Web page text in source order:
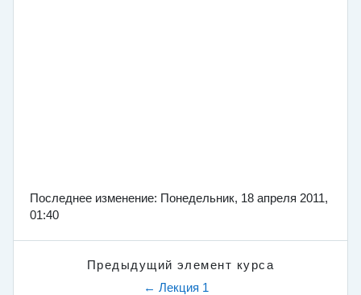
Последнее изменение: Понедельник, 18 апреля 2011,
01:40
Предыдущий элемент курса
← Лекция 1